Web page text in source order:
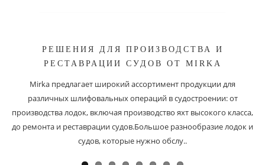
РЕШЕНИЯ ДЛЯ ПРОИЗВОДСТВА И
РЕСТАВРАЦИИ СУДОВ ОТ MIRKA
Mirka предлагает широкий ассортимент продукции для
различных шлифовальных операций в судостроении: от
производства лодок, включая производство яхт высокого класса,
до ремонта и реставрации судов.Большое разнообразие лодок и
судов, которые нужно обслу..